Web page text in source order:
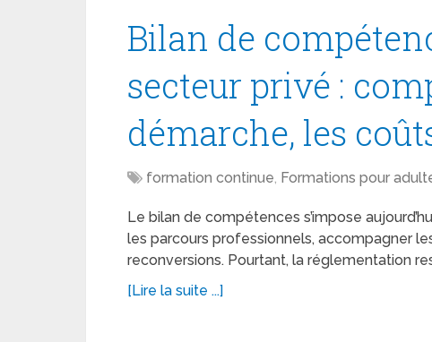
Bilan de
secteur privé :
démarche, les
formation continue, Formations pour
Le bilan de compétences s’impose
les parcours professionnels, accompagner
reconversions. Pourtant, la réglementation
[Lire la suite ...]